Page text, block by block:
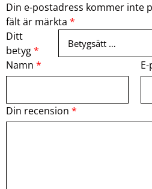
Din e-postadress kommer inte
fält är märkta *
Ditt
betyg*
Din recension *
Namn *